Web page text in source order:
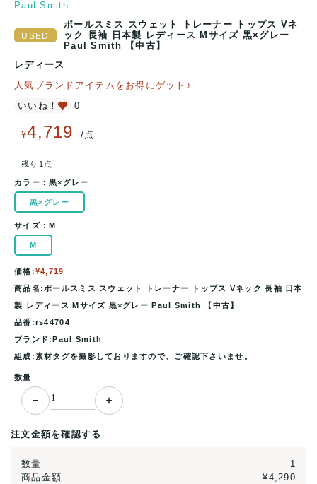
Paul Smith
ポールスミス スウェット トレーナー トップス Vネ
ック 長袖 日本製 レディース Mサイズ 黒×グレー
Paul Smith 【中古】
レディース
人気ブランドアイテムをお得にゲット♪
いいね！
0
¥4,719 /点
残り1点
カラー：黒×グレー
黒×グレー
サイズ：M
M
価格:¥4,719
商品名:ポールスミス スウェット トレーナー トップス Vネック 長袖 日本
製 レディース Mサイズ 黒×グレー Paul Smith 【中古】
品番:rs44704
ブランド:Paul Smith
組成:素材タグを撮影しておりますので、ご確認下さいませ。
数量
注文金額を確認する
数量
1
商品金額
¥4,290